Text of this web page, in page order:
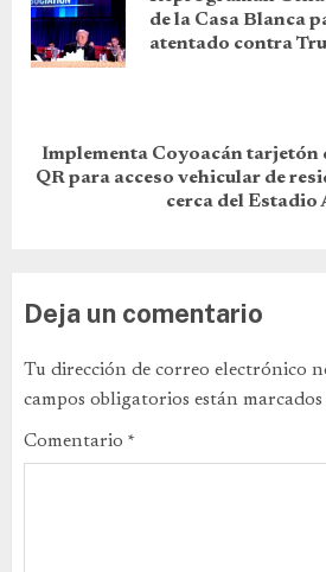
de la Casa Blanca
atentado contra
Implementa Coyoacán
QR para acceso vehicular de
cerca del Estadio
Deja un comentario
Tu dirección de correo electrónico
campos obligatorios están
Comentario *